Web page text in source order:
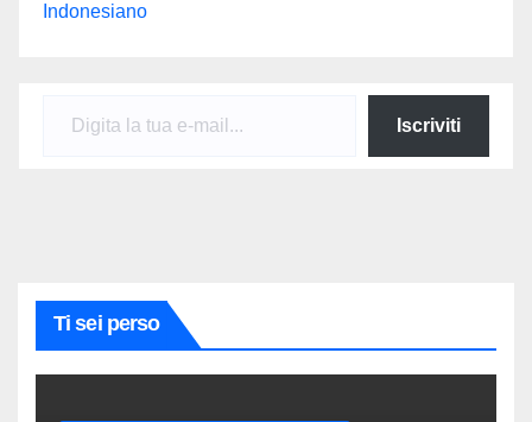
Indonesiano
Iscriviti
Ti sei perso